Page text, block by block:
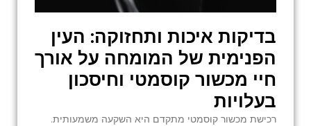
בדיקות איכות ותחזוקה: העין
הפנימית של המומחה על אורך
חיי מכשור קוסמטי וחיסכון
בעלויות
רכישת מכשור קוסמטי מתקדם היא השקעה משמעותית.